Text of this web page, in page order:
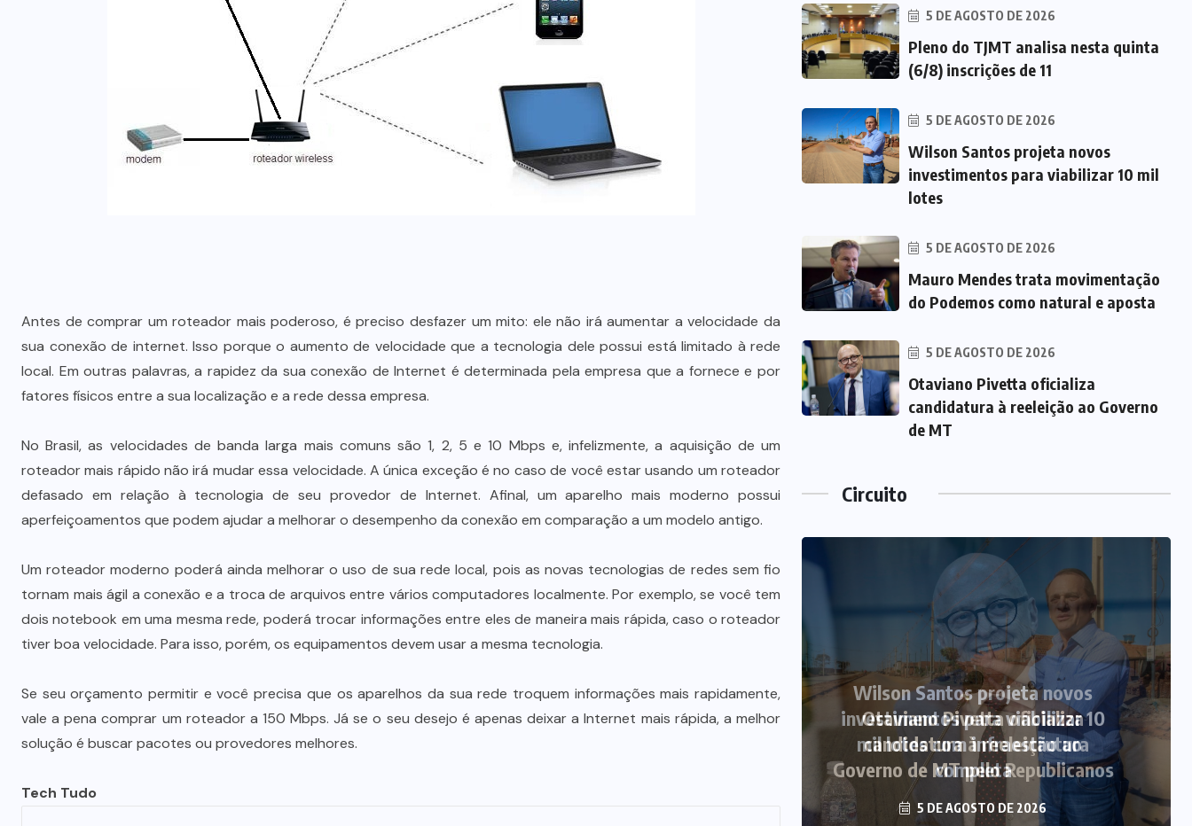
Antes de comprar um roteador mais poderoso, é preciso desfazer um mito: ele não irá aumentar a velocidade da
sua conexão de internet. Isso porque o aumento de velocidade que a tecnologia dele possui está limitado à rede
local. Em outras palavras, a rapidez da sua conexão de Internet é determinada pela empresa que a fornece e por
fatores físicos entre a sua localização e a rede dessa empresa.
No Brasil, as velocidades de banda larga mais comuns são 1, 2, 5 e 10 Mbps e, infelizmente, a aquisição de um
roteador mais rápido não irá mudar essa velocidade. A única exceção é no caso de você estar usando um roteador
defasado em relação à tecnologia de seu provedor de Internet. Afinal, um aparelho mais moderno possui
aperfeiçoamentos que podem ajudar a melhorar o desempenho da conexão em comparação a um modelo antigo.
Um roteador moderno poderá ainda melhorar o uso de sua rede local, pois as novas tecnologias de redes sem fio
tornam mais ágil a conexão e a troca de arquivos entre vários computadores localmente. Por exemplo, se você tem
dois notebook em uma mesma rede, poderá trocar informações entre eles de maneira mais rápida, caso o roteador
tiver boa velocidade. Para isso, porém, os equipamentos devem usar a mesma tecnologia.
Se seu orçamento permitir e você precisa que os aparelhos da sua rede troquem informações mais rapidamente,
vale a pena comprar um roteador a 150 Mbps. Já se o seu desejo é apenas deixar a Internet mais rápida, a melhor
solução é buscar pacotes ou provedores melhores.
Tech Tudo
5 DE AGOSTO DE 2026
Pleno do TJMT analisa nesta quinta
(6/8) inscrições de 11
5 DE AGOSTO DE 2026
Wilson Santos projeta novos
investimentos para viabilizar 10 mil
lotes
5 DE AGOSTO DE 2026
Mauro Mendes trata movimentação
do Podemos como natural e aposta
5 DE AGOSTO DE 2026
Otaviano Pivetta oficializa
candidatura à reeleição ao Governo
de MT
Circuito
Polícia prende jovem investigado
por aliciar adolescentes para rede
5 DE AGOSTO DE 2026
Wilson Santos projeta novos
investimentos para viabilizar 10
5 DE AGOSTO DE 2026
Otaviano Pivetta oficializa
candidatura à reeleição ao
Governo de MT pelo Republicanos
5 DE AGOSTO DE 2026